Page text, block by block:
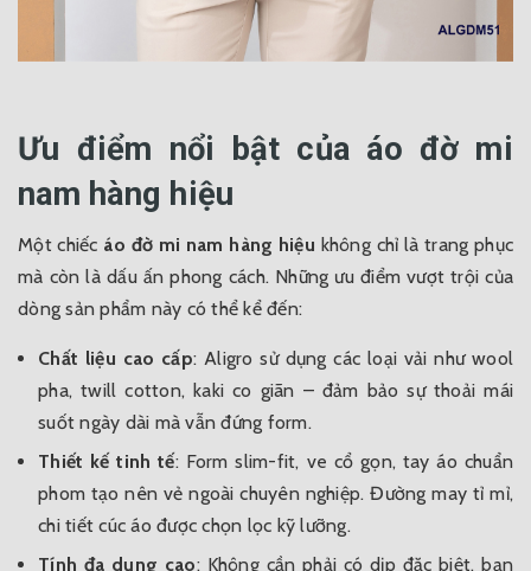
Ưu điểm nổi bật của áo đờ mi
nam hàng hiệu
Một chiếc áo đờ mi nam hàng hiệu không chỉ là trang phục
mà còn là dấu ấn phong cách. Những ưu điểm vượt trội của
dòng sản phẩm này có thể kể đến:
Chất liệu cao cấp: Aligro sử dụng các loại vải như wool
pha, twill cotton, kaki co giãn – đảm bảo sự thoải mái
suốt ngày dài mà vẫn đứng form.
Thiết kế tinh tế: Form slim-fit, ve cổ gọn, tay áo chuẩn
phom tạo nên vẻ ngoài chuyên nghiệp. Đường may tỉ mỉ,
chi tiết cúc áo được chọn lọc kỹ lưỡng.
Tính đa dụng cao: Không cần phải có dịp đặc biệt, bạn